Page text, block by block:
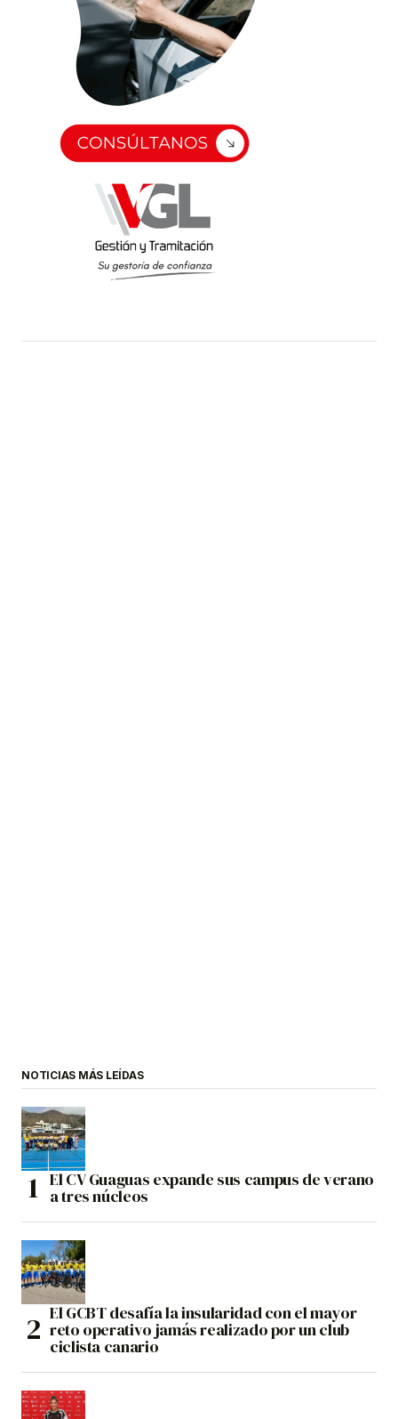
NOTICIAS MÁS LEÍDAS
El CV Guaguas expande sus campus de verano
a tres núcleos
El GCBT desafía la insularidad con el mayor
reto operativo jamás realizado por un club
ciclista canario